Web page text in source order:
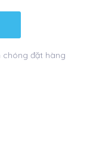
chóng đặt hàng